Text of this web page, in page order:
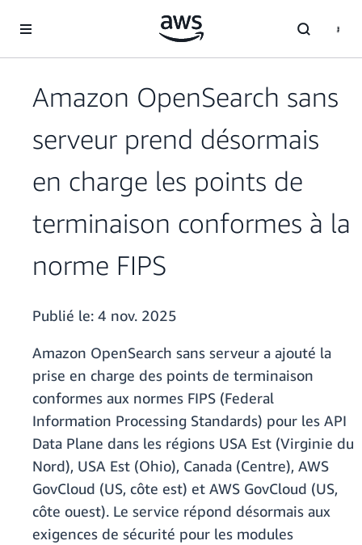
Amazon OpenSearch sans
serveur prend désormais
en charge les points de
terminaison conformes à la
norme FIPS
Publié le: 4 nov. 2025
Amazon OpenSearch sans serveur a ajouté la
prise en charge des points de terminaison
conformes aux normes FIPS (Federal
Information Processing Standards) pour les API
Data Plane dans les régions USA Est (Virginie du
Nord), USA Est (Ohio), Canada (Centre), AWS
GovCloud (US, côte est) et AWS GovCloud (US,
côte ouest). Le service répond désormais aux
exigences de sécurité pour les modules